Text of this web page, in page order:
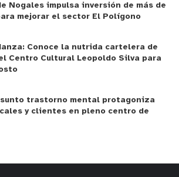
Nogales impulsa inversión de más de
mejorar el sector El Polígono
Conoce la nutrida cartelera de
Centro Cultural Leopoldo Silva para
trastorno mental protagoniza
y clientes en pleno centro de